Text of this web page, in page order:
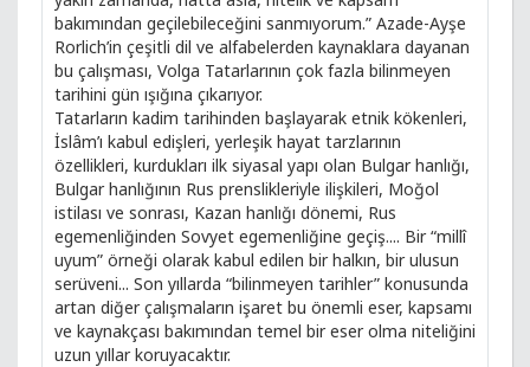
bakımından geçilebileceğini sanmıyorum.” Azade-Ayşe
Rorlich’in çeşitli dil ve alfabelerden kaynaklara dayanan
bu çalışması, Volga Tatarlarının çok fazla bilinmeyen
tarihini gün ışığına çıkarıyor.
Tatarların kadim tarihinden başlayarak etnik kökenleri,
İslâm’ı kabul edişleri, yerleşik hayat tarzlarının
özellikleri, kurdukları ilk siyasal yapı olan Bulgar hanlığı,
Bulgar hanlığının Rus prenslikleriyle ilişkileri, Moğol
istilası ve sonrası, Kazan hanlığı dönemi, Rus
egemenliğinden Sovyet egemenliğine geçiş.... Bir “millî
uyum” örneği olarak kabul edilen bir halkın, bir ulusun
serüveni... Son yıllarda “bilinmeyen tarihler” konusunda
artan diğer çalışmaların işaret bu önemli eser, kapsamı
ve kaynakçası bakımından temel bir eser olma niteliğini
uzun yıllar koruyacaktır.